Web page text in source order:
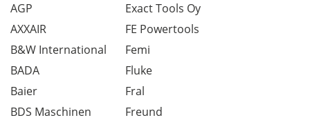
AGP
AXXAIR
B&W International
BADA
Baier
BDS Maschinen
Exact Tools Oy
FE Powertools
Femi
Fluke
Fral
Freund